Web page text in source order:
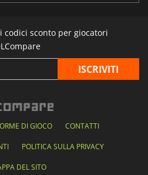
sconto per giocatori
DI GIOCO CONTATTI
POLITICA SULLA PRIVACY
DEL SITO